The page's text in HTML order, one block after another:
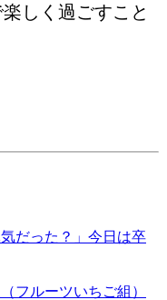
しく過ごすこと
だった？」今日は卒
フルーツいちご組）